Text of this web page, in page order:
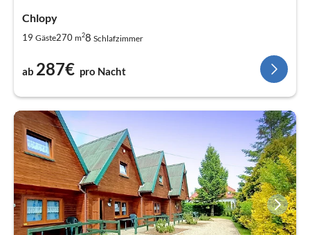
Chlopy
19 Gäste270 m28 Schlafzimmer
ab 287€ pro Nacht